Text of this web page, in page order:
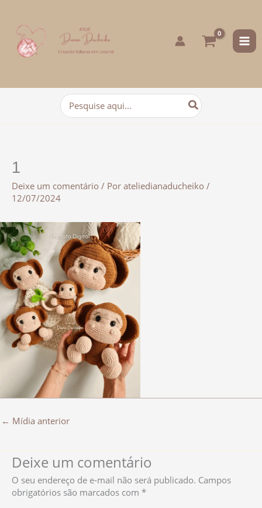
conteúdo
Procurar:
1
Deixe um comentário / Por ateliedianaducheiko /
12/07/2024
← Mídia anterior
Deixe um comentário
O seu endereço de e-mail não será publicado. Campos
obrigatórios são marcados com *